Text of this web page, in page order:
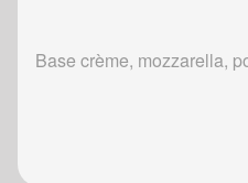
Base crème, mozzarella,